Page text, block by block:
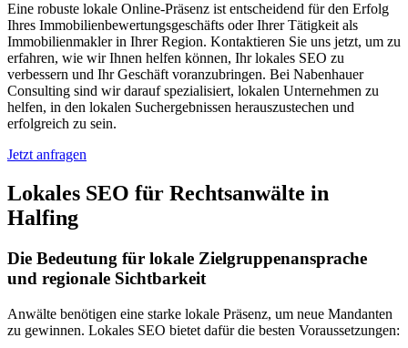
Eine robuste lokale Online-Präsenz ist entscheidend für den Erfolg
Ihres Immobilienbewertungsgeschäfts oder Ihrer Tätigkeit als
Immobilienmakler in Ihrer Region. Kontaktieren Sie uns jetzt, um zu
erfahren, wie wir Ihnen helfen können, Ihr lokales SEO zu
verbessern und Ihr Geschäft voranzubringen. Bei Nabenhauer
Consulting sind wir darauf spezialisiert, lokalen Unternehmen zu
helfen, in den lokalen Suchergebnissen herauszustechen und
erfolgreich zu sein.
Jetzt anfragen
Lokales SEO für Rechtsanwälte in
Halfing
Die Bedeutung für lokale Zielgruppenansprache
und regionale Sichtbarkeit
Anwälte benötigen eine starke lokale Präsenz, um neue Mandanten
zu gewinnen. Lokales SEO bietet dafür die besten Voraussetzungen: